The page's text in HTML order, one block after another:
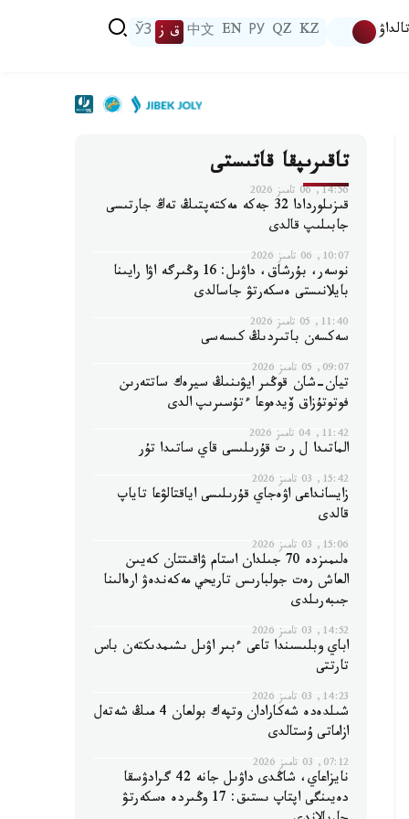
تالداۋ KZ
QZ
РУ
EN
中文 ق ز ЎЗ
تاقىرىپقا قاتىستى
14:56, 06 تامىز 2026
قىزىلوردادا 32 جەكە مەكتەپتىڭ تەڭ جارتىسى
جابىلىپ قالدى
10:07, 06 تامىز 2026
نوسەر، بۇرشاق، داۋىل: 16 وڭىرگە اۋا رايىنا
بايلانىستى ەسكەرتۋ جاسالدى
11:40, 05 تامىز 2026
سەكسەن باتىردىڭ كىسەسى
09:07, 05 تامىز 2026
تيان-شان قوڭىر ايۋىنىڭ سيرەك ساتتەرىن
فوتوتۇزاق ۆيدەوعا ءتۇسىرىپ الدى
11:42, 04 تامىز 2026
الماتىدا ل ر ت قۇرىلىسى قاي ساتىدا تۇر
15:42, 03 تامىز 2026
زايسانداعى اۋەجاي قۇرىلىسى اياقتالۋعا تاياپ
قالدى
15:06, 03 تامىز 2026
ەلىمىزدە 70 جىلدان استام ۋاقىتتان كەيىن
العاش رەت جولبارىس تاريحي مەكەندەۋ ارەالىنا
جىبەرىلدى
14:52, 03 تامىز 2026
اباي وبلىسىندا تاعى ءبىر اۋىل ىشىمدىكتەن باس
تارتتى
14:23, 03 تامىز 2026
شىلدەدە شەكارادان وتپەك بولعان 4 مىڭ شەتەل
ازاماتى ۇستالدى
07:12, 03 تامىز 2026
نايزاعاي، شاڭدى داۋىل جانە 42 گرادۋسقا
دەيىنگى اپتاپ ىستىق: 17 وڭىردە ەسكەرتۋ